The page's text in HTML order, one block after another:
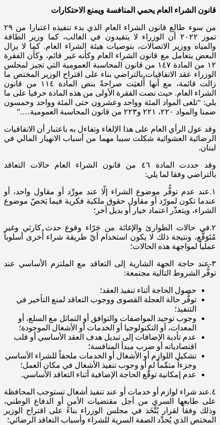
قانون الشراء العام يحمي المنافسة ويمنع الاحتكارات
من سوء طالع قانون الشراء العام الذي بدء تنفيذه اعتبارا من ٢٩
تموز ٢٠٢٢ أن الوزراء لا يتقيدون في الغالب، كما وزير الطاقة
والمياه ووزير الاتصالات، بتوصيات هيئة الشراء العام. كما لا يزال
البعض يتعامل مع قانون الشراء العام وكأنه غير قائم، وكأن الفقرة
١٢ من المادة ١٤٧ من قانون المحاسبة العمومية التي تجيز لمجلس
الوزراء عقد الاتفاقيات بالتراضي بناء على اقتراح الوزير المختص ما
زالت قائمة، مع أنها أُلغيَت صراحةً بنص المادة ١١٤ من قانون
الشراء العام. حيث نصت الفقرة الأولى من هذه المادة حرفيا على ما
يلي: “تلغى المواد المئة وواحد وعشرون حتى المئة وواحد وخمسون
ضمنا والمواد ٢٢٠، ٢٢١ و٢٢٣ من قانون المحاسبة العمومية….”
وقد عول الرأي العام على هذا الإلغاء وتفاءل به باعتبار أن الاتفاقيات
الرضائية العشوائية شكلت سببا مهما من أسباب الانهيار المالي في
لبنان.
وقد حددت المادة ٤٦ من قانون الشراء العام حالات التعاقد
بالتراضي وفقا لما يلي:
١.عند عدم توفُّر موضوع الشراء إلّا عند مورِّد أو مقاول واحد، أو
عندما تكون لمورّد أو مقاول حقوق ملكية فكرية فيما يَخصّ موضوع
الشراء، ويتعذّر اعتماد خيار أو بديل آخر؛
٢.في حالات الطوارئ والإغاثة من جَرّاء وقوع حدث كارثي وغير
مُتَوَقَّع، ونتيجة ذلك لا يكون استخدام أيّ طريقة شراء أُخرى أسلوباً
عملياً لمواجهة هذه الحالات؛
٣-عند حاجة الجهة الشارية إلى التعاقد مع الملتزم الأساسي عند
توفُّر الشروط التالية مجتمعة:
حصول الحاجة أثناء تنفيذ العقد؛
توفُّر حالة العجلة القصوى ووجوب التعاقد لمنع التأخير في
التنفيذ؛
وجوب توحيد المواصفات والتوافق أو التماثل مع السلع، أو
المعدات، أو التكنولوجيا أو الخدمات أو الأشغال الموجودة؛
عدم تأدية الإضافات إلى تبديل هدف العقد الأساسي أو قلب
اقتصادياته أو ضرب مبدأ المنافسة؛
تشكيل اللوازم أو الأشغال أو الخدمات ملحقاً للشراء الأساسي
وجزءاً متمِّماً له أو وجوب تنفيذ الأشغال في مكان العمل؛
عدم إمكانية توقُّع الحاجة الإضافية أثناء التعاقد الأساسي.
٤.عند شراء لوازم أو خدمات أو عند تنفيذ أشغال تستوجب المحافظة
على طابعها السري من أجل مقتضيات الأمن أو الدفاع الوطني،
وذلك وفقاً لقرار يُتَّخَذ في مجلس الوزراء بناءً على اقتراح الوزير
المختص الذي يُحدِّد الصفة السرية للشراء وأسباب التعاقد الرضائي؛